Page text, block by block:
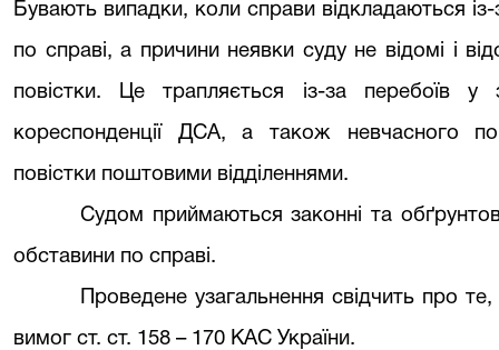
Бувають випадки, коли справи відкладаються
по справі, а причини неявки суду не відомі і
повістки. Це трапляється із-за перебоїв у
кореспонденції ДСА, а також невчасного
повістки поштовими відділеннями.
Судом приймаються законні та
обставини по справі.
Проведене узагальнення свідчить про
вимог ст. ст. 158 – 170 КАС України.